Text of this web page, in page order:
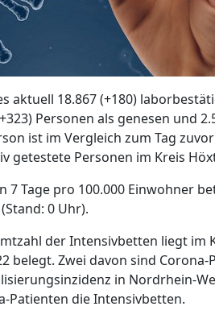
aktuell 18.867 (+180)
Personen als genesen und
ist im Vergleich zum Tag
getestete Personen im Kreis
7 Tage pro 100.000 Einwohner
0 Uhr).
der Intensivbetten liegt im
belegt. Zwei davon sind Corona-
in Nordrhein-
Patienten die Intensivbetten.